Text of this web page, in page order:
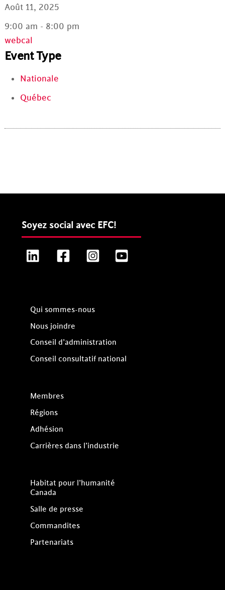
Août 11, 2025
9:00 am - 8:00 pm
webcal
Event Type
Nationale
Québec
Soyez social avec EFC!
LinkedIn FacebookInstagram
Qui sommes-nous
Nous joindre
Conseil d’administration
Conseil consultatif national
Membres
Régions
Adhésion
Carrières dans l’industrie
Habitat pour l’humanité
Canada
Salle de presse
Commandites
Partenariats